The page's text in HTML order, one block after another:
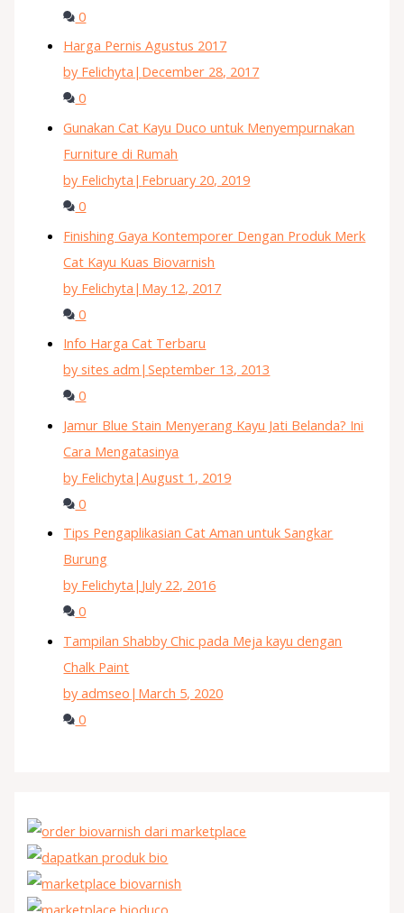
0
Harga Pernis Agustus 2017
by Felichyta | December 28, 2017
0
Gunakan Cat Kayu Duco untuk Menyempurnakan
Furniture di Rumah
by Felichyta | February 20, 2019
0
Finishing Gaya Kontemporer Dengan Produk Merk
Cat Kayu Kuas Biovarnish
by Felichyta | May 12, 2017
0
Info Harga Cat Terbaru
by sites adm |September 13, 2013
0
Jamur Blue Stain Menyerang Kayu Jati Belanda? Ini
Cara Mengatasinya
by Felichyta |August 1, 2019
0
Tips Pengaplikasian Cat Aman untuk Sangkar
Burung
by Felichyta | July 22, 2016
0
Tampilan Shabby Chic pada Meja kayu dengan
Chalk Paint
by admseo | March 5, 2020
0